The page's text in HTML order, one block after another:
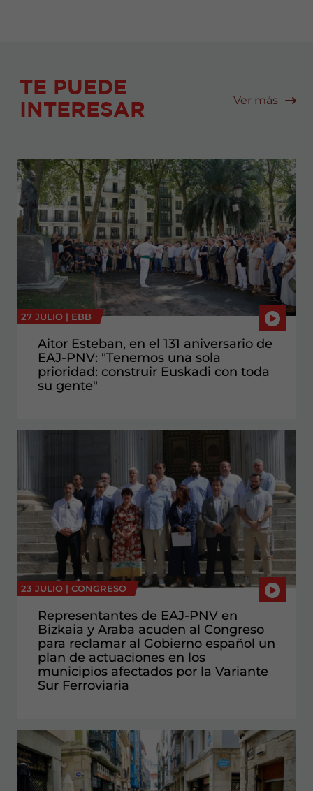
TE PUEDE
INTERESAR
Ver más
27 JULIO | EBB
Aitor Esteban, en el 131 aniversario de
EAJ-PNV: "Tenemos una sola
prioridad: construir Euskadi con toda
su gente"
23 JULIO | CONGRESO
Representantes de EAJ-PNV en
Bizkaia y Araba acuden al Congreso
para reclamar al Gobierno español un
plan de actuaciones en los
municipios afectados por la Variante
Sur Ferroviaria